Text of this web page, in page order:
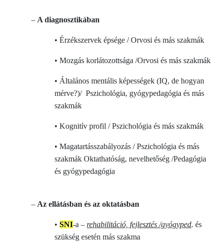
– A diagnosztikában
• Érzékszervek épsége / Orvosi és más szakmák
• Mozgás korlátozottsága /Orvosi és más szakmák
• Általános mentális képességek (IQ, de hogyan
mérve?)/ Pszichológia, gyógypedagógia és más
szakmák
• Kognitív profil / Pszichológia és más szakmák
• Magatartásszabályozás / Pszichológia és más
szakmák Oktathatóság, nevelhetőség /Pedagógia
és gyógypedagógia
– Az ellátásban és az oktatásban
•SNI-a –rehabilitáció, fejlesztés /gyógyped. és
szükség esetén más szakma